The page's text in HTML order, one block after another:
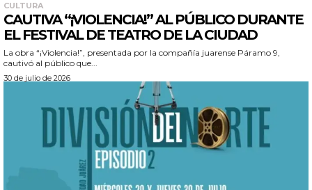
CULTURA
CAUTIVA “¡VIOLENCIA!” AL PÚBLICO DURANTE
EL FESTIVAL DE TEATRO DE LA CIUDAD
La obra “¡Violencia!”, presentada por la compañía juarense Páramo 9,
cautivó al público que...
30 de julio de 2026